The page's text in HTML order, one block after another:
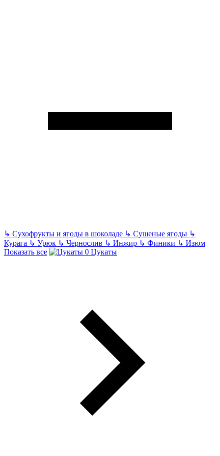
↳ Сухофрукты и ягоды в шоколаде ↳ Сушеные ягоды ↳
Курага ↳ Урюк ↳ Чернослив ↳ Инжир ↳ Финики ↳ Изюм
Показать все
Цукаты